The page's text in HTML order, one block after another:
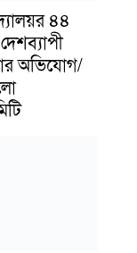
৪৪
অভিযোগ/